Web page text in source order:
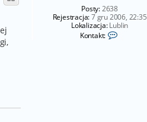
Posty:2638
Rejestracja:7 gru 2006, 22:35
Lokalizacja:Lublin
Kontakt: